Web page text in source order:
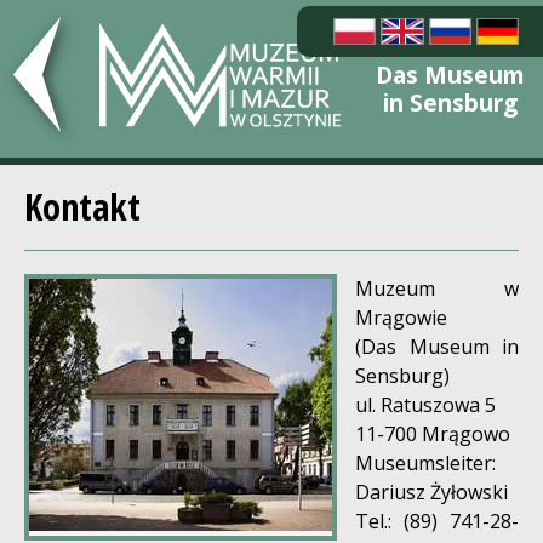
Das Museum
in Sensburg
Kontakt
Muzeum w
Mrągowie
(Das Museum in
Sensburg)
ul. Ratuszowa 5
11-700 Mrągowo
Museumsleiter:
Dariusz Żyłowski
Tel.: (89) 741-28-